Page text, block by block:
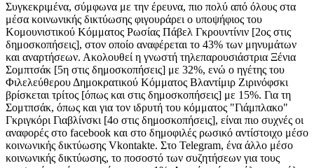
Συγκεκριμένα, σύμφωνα με την έρευνα, πιο πολύ από όλους στα
μέσα κοινωνικής δικτύωσης φιγουράρει ο υποψήφιος του
Κομουνιστικού Κόμματος Ρωσίας Πάβελ Γκρουντίνιν [2ος στις
δημοσκοπήσεις], στον οποίο αναφέρεται το 43% των μηνυμάτων
και αναρτήσεων. Ακολουθεί η γνωστή τηλεπαρουσιάστρια Ξένια
Σομπτσάκ [5η στις δημοσκοπήσεις] με 32%, ενώ ο ηγέτης του
Φιλελεύθερου Δημοκρατικού Κόμματος Βλαντίμιρ Ζιρινόφσκι
βρίσκεται τρίτος [όπως και στις δημοσκοπήσεις] με 15%. Για τη
Σομτπσάκ, όπως και για τον ιδρυτή του κόμματος "Γιάμπλακο"
Γκριγκόρι Γιαβλίνσκι [4ο στις δημοσκοπήσεις], είναι πιο συχνές οι
αναφορές στο facebook και στο δημοφιλές ρωσικό αντίστοιχο μέσο
κοινωνικής δικτύωσης Vkontakte. Στο Telegram, ένα άλλο μέσο
κοινωνικής δικτύωσης, το ποσοστό των συζητήσεων για τους